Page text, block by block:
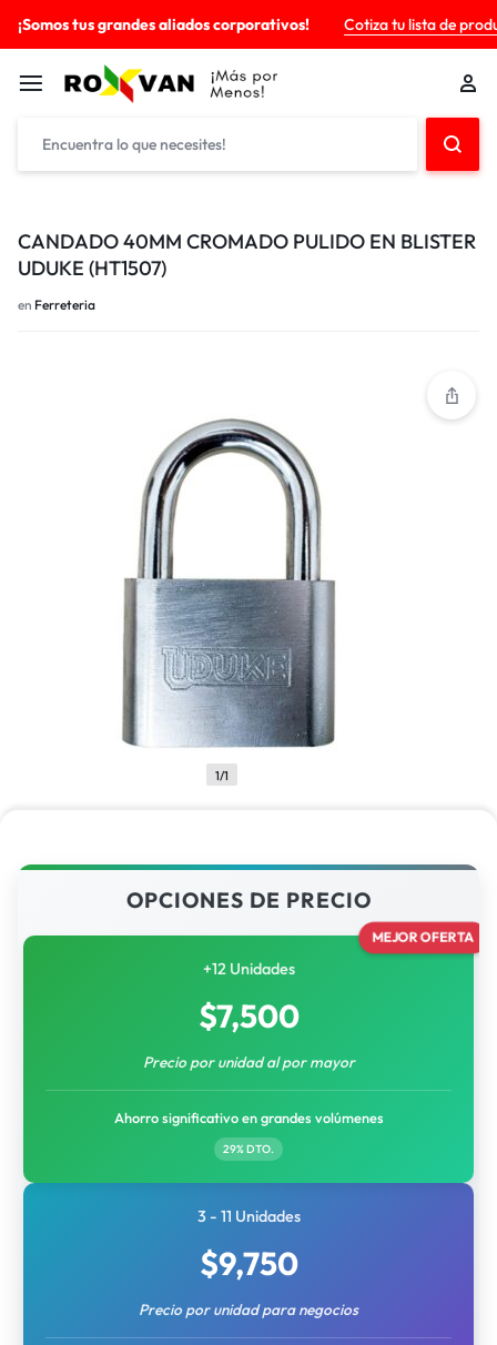
¡Somos tus grandes aliados corporativos! Cotiza tu lista de
CANDADO 40MM CROMADO PULIDO EN BLISTER
UDUKE (HT1507)
en Ferreteria
1/1
OPCIONES DE PRECIO
MEJOR OFERTA
+12 Unidades
$7,500
Precio por unidad al por mayor
Ahorro significativo en grandes volúmenes
29% DTO.
3 - 11 Unidades
$9,750
Precio por unidad para negocios